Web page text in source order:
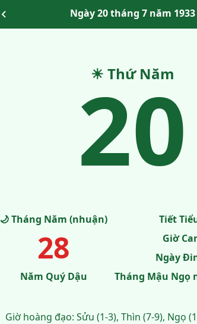
Ngày 20 tháng 7 năm 1933
☀ Thứ Năm
20
🌙 Tháng Năm (nhuận)
28
Năm Quý Dậu
Tiết
Giờ
Ngày
Tháng Mậu Ngọ
Giờ hoàng đạo: Sửu (1-3), Thìn (7-9), Ngọ